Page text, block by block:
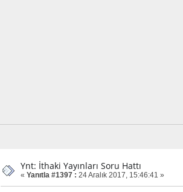
Ynt: İthaki Yayınları Soru Hattı
« Yanıtla #1397 : 24 Aralık 2017, 15:46:41 »